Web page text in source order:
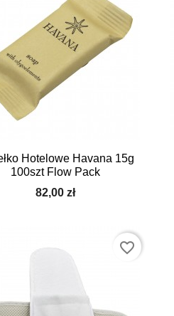
Hotelowe Havana 15g
100szt Flow Pack
82,00 zł
 Szybki podgląd
favorite_border